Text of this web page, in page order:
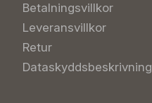
Betalningsvillkor
Leveransvillkor
Retur
Dataskyddsbeskrivning